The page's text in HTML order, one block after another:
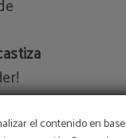
el contenido en base